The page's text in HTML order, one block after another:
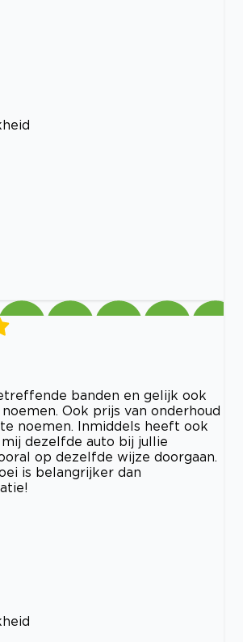
banden en gelijk ook
Ook prijs van onderhoud
noemen. Inmiddels heeft ook
dezelfde auto bij jullie
op dezelfde wijze doorgaan.
is belangrijker dan